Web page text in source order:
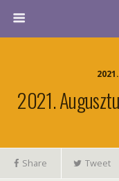
2021.
Share Tweet